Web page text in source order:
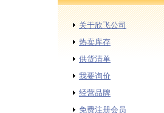
关于欣飞公司
热卖库存
供货清单
我要询价
经营品牌
免费注册会员